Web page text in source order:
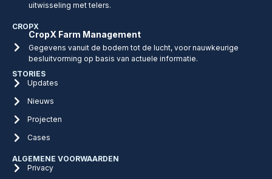
uitwisseling met telers.
CROPX
CropX Farm Management
Gegevens vanuit de bodem tot de lucht, voor nauwkeurige
besluitvorming op basis van actuele informatie.
STORIES
Updates
Nieuws
Projecten
Cases
ALGEMENE VOORWAARDEN
Privacy